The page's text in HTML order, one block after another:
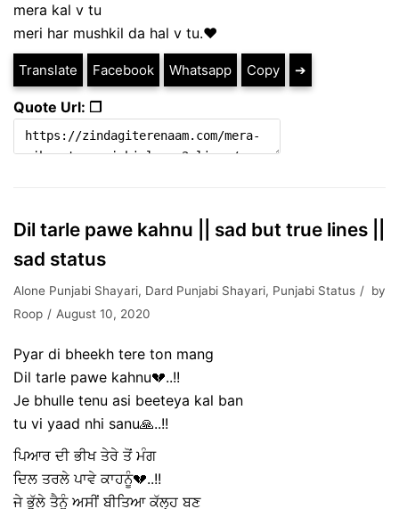
mera kal v tu
meri har mushkil da hal v tu.❤
Translate Facebook Whatsapp Copy ➔
Quote Url: ❐
Dil tarle pawe kahnu || sad but true lines ||
sad status
Alone Punjabi Shayari, Dard Punjabi Shayari, Punjabi Status
by
Roop
August 10, 2020
Pyar di bheekh tere ton mang
Dil tarle pawe kahnu💔..!!
Je bhulle tenu asi beeteya kal ban
tu vi yaad nhi sanu🙏..!!
ਪਿਆਰ ਦੀ ਭੀਖ ਤੇਰੇ ਤੋਂ ਮੰਗ
ਦਿਲ ਤਰਲੇ ਪਾਵੇ ਕਾਹਨੂੰ💔..!!
ਜੇ ਭੁੱਲੇ ਤੈਨੂੰ ਅਸੀਂ ਬੀਤਿਆ ਕੱਲ੍ਹ ਬਣ